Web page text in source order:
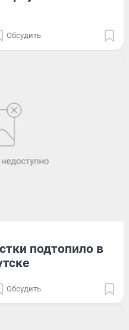
Обсудить
подтопило в
Обсудить